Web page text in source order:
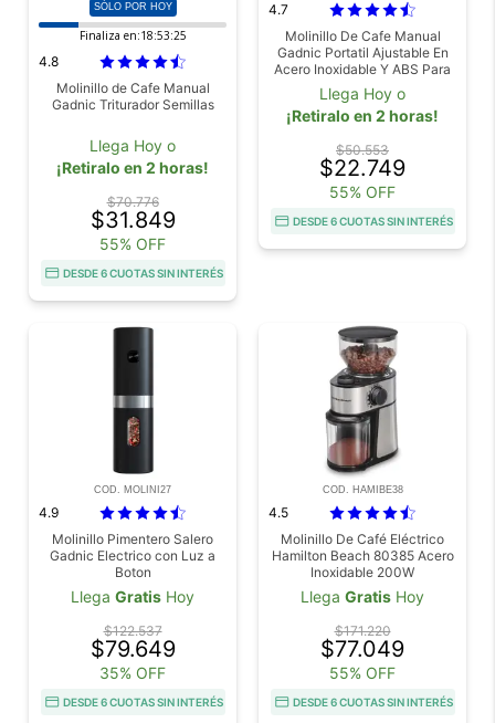
SÓLO POR HOY
Finaliza en:18:53:25
4.8
Molinillo de Cafe Manual
Gadnic Triturador Semillas
Llega Hoy o
¡Retiralo en 2 horas!
$70.776
$31.849
55% OFF
DESDE 6 CUOTAS SIN INTERÉS
4.7
Molinillo De Cafe Manual
Gadnic Portatil Ajustable En
Acero Inoxidable Y ABS Para
Cafe Semillas Y Especias
Llega Hoy o
¡Retiralo en 2 horas!
$50.553
$22.749
55% OFF
DESDE 6 CUOTAS SIN INTERÉS
COD. MOLINI27
4.9
Molinillo Pimentero Salero
Gadnic Electrico con Luz a
Boton
Llega Gratis Hoy
$122.537
$79.649
35% OFF
DESDE 6 CUOTAS SIN INTERÉS
COD. HAMIBE38
4.5
Molinillo De Café Eléctrico
Hamilton Beach 80385 Acero
Inoxidable 200W
Llega Gratis Hoy
$171.220
$77.049
55% OFF
DESDE 6 CUOTAS SIN INTERÉS